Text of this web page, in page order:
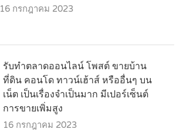
16 กรกฎาคม 2023
รับทำตลาดออนไลน์ โพสต์ ขายบ้าน
ที่ดิน คอนโด ทาวน์เฮ้าส์ หรืออื่นๆ บน
เน็ต เป็นเรื่องจำเป็นมาก มีเปอร์เซ็นต์
การขายเพิ่มสูง
16 กรกฎาคม 2023